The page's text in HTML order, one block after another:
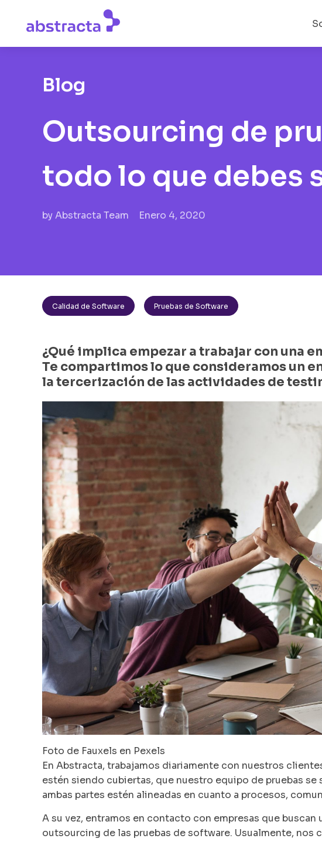
Blog
Outsourcing de
todo lo que debes
byAbstracta Team Enero 4, 2020
Calidad de Software Pruebas de Software
¿Qué implica empezar a trabajar con una
Te compartimos lo que consideramos un
la tercerización de las actividades de
Foto de Fauxels en Pexels
En Abstracta, trabajamos diariamente con nuestros
estén siendo cubiertas, que nuestro equipo de pruebas
ambas partes estén alineadas en cuanto a procesos,
A su vez, entramos en contacto con empresas que
outsourcing de las pruebas de software. Usualmente, nos